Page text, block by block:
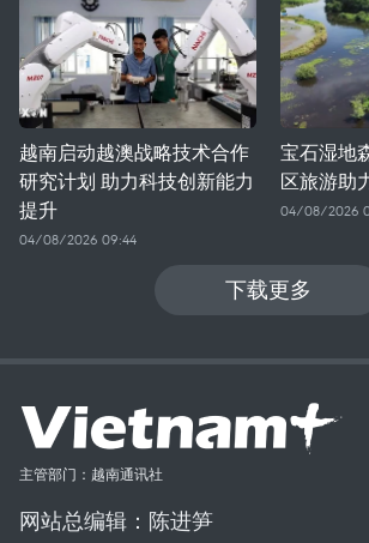
越南启动越澳战略技术合作
研究计划 助力科技创新能力
提升
04/08/2026 09:44
宝石湿地
区旅游助
04/08/2026
下载更多
主管部门：越南通讯社
网站总编辑：陈进笋